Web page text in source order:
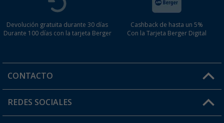
Devolución gratuita durante 30 días
Durante 100 días con la tarjeta Berger
Cashback de hasta un 5%
Con la Tarjeta Berger Digital
CONTACTO
Horario de atención al cliente:
REDES SOCIALES